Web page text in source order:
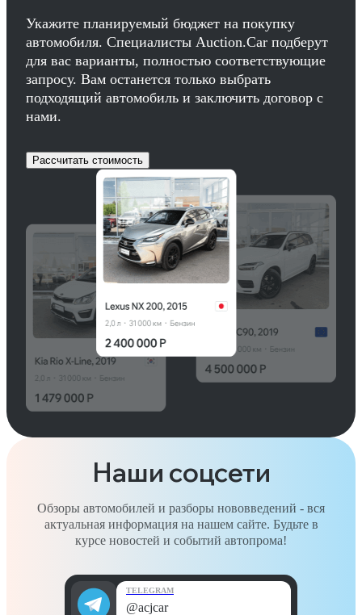
Укажите планируемый бюджет на покупку
автомобиля. Специалисты Auction.Car подберут
для вас варианты, полностью соответствующие
запросу. Вам останется только выбрать
подходящий автомобиль и заключить договор с
нами.
Рассчитать стоимость
Наши соцсети
Обзоры автомобилей и разборы нововведений - вся
актуальная информация на нашем сайте. Будьте в
курсе новостей и событий автопрома!
TELEGRAM
@acjcar